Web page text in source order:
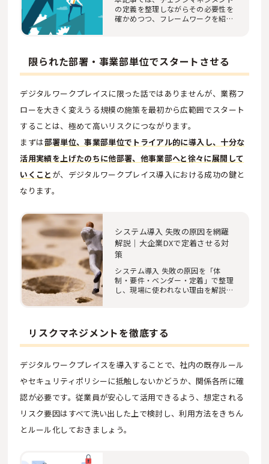
の定義を整理しながらその必要性を
確かめつつ、フレームワークを紹介
限られた部署・事業部単位でスタートさせる
デジタルワークプレイスに限った話ではありませんが、業務フ
ローを大きく変えうる規模の施策を最初から広範囲でスタート
することは、極めて高いリスクにつながります。
まずは部署単位、事業部単位でトライアル的に導入し、十分な
活用実績を上げたのちに他部署、他事業部へと徐々に展開して
いくこと が、デジタルワークプレイス導入における成功の鍵と
なります。
システム導入 失敗の原因を網羅
解説｜大企業DXで定着させる対
策
システム導入 失敗の原因を「体
制・要件・ベンダー・定着」で整理
し、現場に使われない理由を解説。
リスクマネジメントを徹底する
デジタルワークプレイスを導入することで、社内の既存ルール
やセキュリティポリシーに抵触しないかどうか、関係各所に確
認が必要です。従業員が安心して活用できるよう、想定される
リスク要因はすべて洗い出した上で検討し、利用方法をきちん
とルール化しておきましょう。